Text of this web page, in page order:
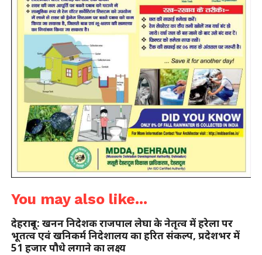
You may also like...
देहरादून: खनन निदेशक राजपाल लेघा के नेतृत्व में हरेला पर
भूतत्व एवं खनिकर्म निदेशालय का हरित संकल्प, प्रदेशभर में
51 हजार पौधे लगाने का लक्ष्य